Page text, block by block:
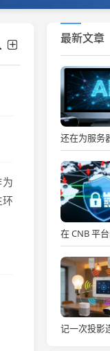
环
最新文章